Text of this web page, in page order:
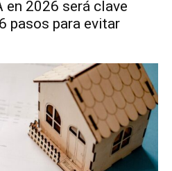
en 2026 será clave
pasos para evitar